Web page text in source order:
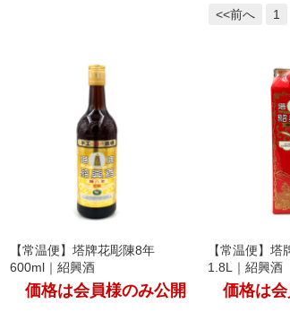
<<前へ 1
【常温便】塔牌花彫陳8年
600ml｜紹興酒
価格は会員様のみ公開
【常温便】
1.8L｜紹興酒
価格は